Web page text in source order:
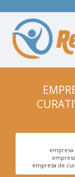
empresa de